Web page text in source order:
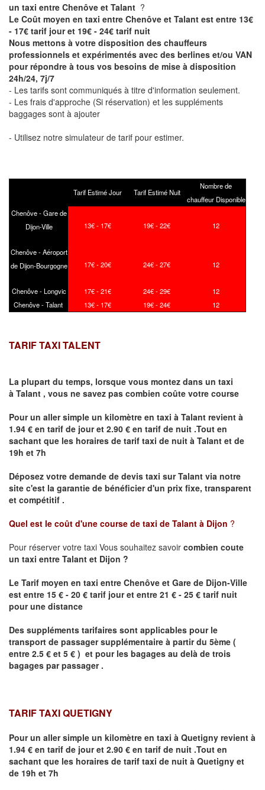
un taxi entre Chenôve et Talant ?
Le Coût moyen en taxi entre Chenôve et Talant est entre 13€
- 17€ tarif jour et 19€ - 24€ tarif nuit
Nous mettons à votre disposition des chauffeurs
professionnels et expérimentés avec des berlines et/ou VAN
pour répondre à tous vos besoins de mise à disposition
24h/24, 7j/7
- Les tarifs sont communiqués à titre d'information seulement.
- Les frais d'approche (Si réservation) et les suppléments
baggages sont à ajouter
- Utilisez notre simulateur de tarif pour estimer.
Tarif Estimé Jour Tarif Estimé Nuit
Nombre de
chauffeur Disponible
Chenôve - Gare de
Dijon-Ville
13€ - 17€ 19€ - 22€ 12
Chenôve - Aéroport
de Dijon-Bourgogne
17€ - 20€ 24€ - 27€ 12
Chenôve - Longvic 17€ - 21€ 24€ - 29€
12
Chenôve - Talant
13€ - 17€ 19€ - 24€ 12
TARIF TAXI TALENT
La plupart du temps, lorsque vous montez dans un taxi
à Talant , vous ne savez pas combien coûte votre course
Pour un aller simple un kilomètre en taxi à Talant revient à
1.94 € en tarif de jour et 2.90 € en tarif de nuit .Tout en
sachant que les horaires de tarif taxi de nuit à Talant et de
19h et 7h
Déposez votre demande de devis taxi surTalant via notre
site c'est la garantie de bénéficier d'un prix fixe, transparent
et compétitif .
Quel est le coût d'une course de taxi de Talant à Dijon ?
Pour réserver votre taxi Vous souhaitez savoir combien coute
un taxi entre Talant et Dijon ?
Le Tarif moyen en taxi entre Chenôve et Gare de Dijon-Ville
est entre 15 € - 20 € tarif jour et entre 21 € - 25 € tarif nuit
pour une distance
Des suppléments tarifaires sont applicables pour le
transport de passager supplémentaire à partir du 5ème (
entre 2.5 € et 5 € ) et pour les bagages au delà de trois
bagages par passager .
TARIF TAXI QUETIGNY
Pour un aller simple un kilomètre en taxi à Quetigny revient à
1.94 € en tarif de jour et 2.90 € en tarif de nuit .Tout en
sachant que les horaires de tarif taxi de nuit à Quetigny et
de 19h et 7h